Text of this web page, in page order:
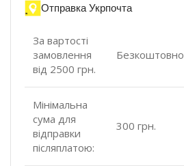
Отправка Укрпочта
За вартості
замовлення
від 2500 грн.
Безкоштовно
Мінімальна
сума для
відправки
післяплатою:
300 грн.